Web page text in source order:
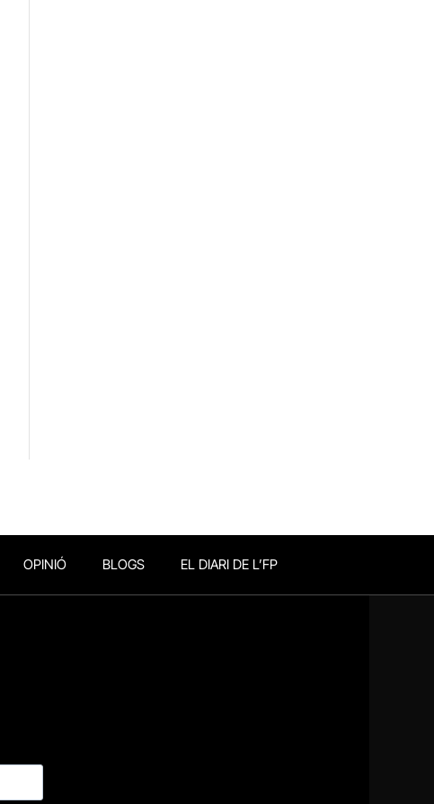
OPINIÓ BLOGS EL DIARI DE L’FP